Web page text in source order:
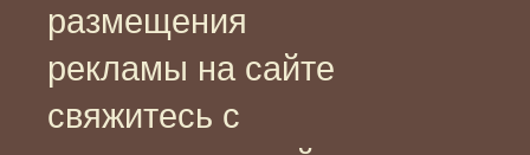
размещения
рекламы на сайте
свяжитесь с